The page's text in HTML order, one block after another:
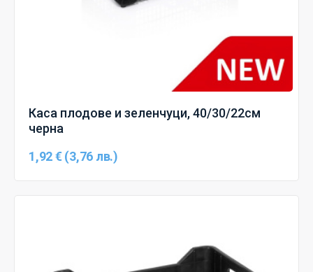
Каса плодове и зеленчуци, 40/30/22см
черна
1,92 € (3,76 лв.)